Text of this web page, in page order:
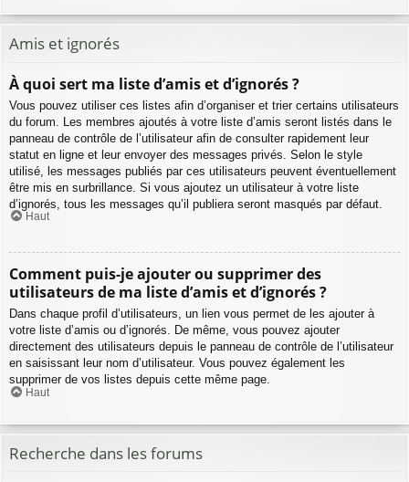
Amis et ignorés
À quoi sert ma liste d’amis et d’ignorés ?
Vous pouvez utiliser ces listes afin d’organiser et trier certains utilisateurs
du forum. Les membres ajoutés à votre liste d’amis seront listés dans le
panneau de contrôle de l’utilisateur afin de consulter rapidement leur
statut en ligne et leur envoyer des messages privés. Selon le style
utilisé, les messages publiés par ces utilisateurs peuvent éventuellement
être mis en surbrillance. Si vous ajoutez un utilisateur à votre liste
d’ignorés, tous les messages qu’il publiera seront masqués par défaut.
Haut
Comment puis-je ajouter ou supprimer des
utilisateurs de ma liste d’amis et d’ignorés ?
Dans chaque profil d’utilisateurs, un lien vous permet de les ajouter à
votre liste d’amis ou d’ignorés. De même, vous pouvez ajouter
directement des utilisateurs depuis le panneau de contrôle de l’utilisateur
en saisissant leur nom d’utilisateur. Vous pouvez également les
supprimer de vos listes depuis cette même page.
Haut
Recherche dans les forums